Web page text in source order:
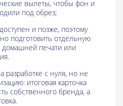
вылеты, чтобы фон и
под обрез;
и позже, поэтому
подготовить отдельную
домашней печати или
разработке с нуля, но не
итоговая карточка
собственного бренда, а